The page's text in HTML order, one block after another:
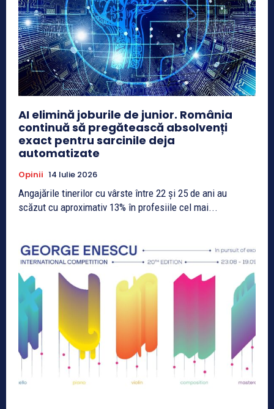
AI elimină joburile de junior. România
continuă să pregătească absolvenți
exact pentru sarcinile deja
automatizate
Opinii 14 Iulie 2026
Angajările tinerilor cu vârste între 22 și 25 de ani au
scăzut cu aproximativ 13% în profesiile cel mai...